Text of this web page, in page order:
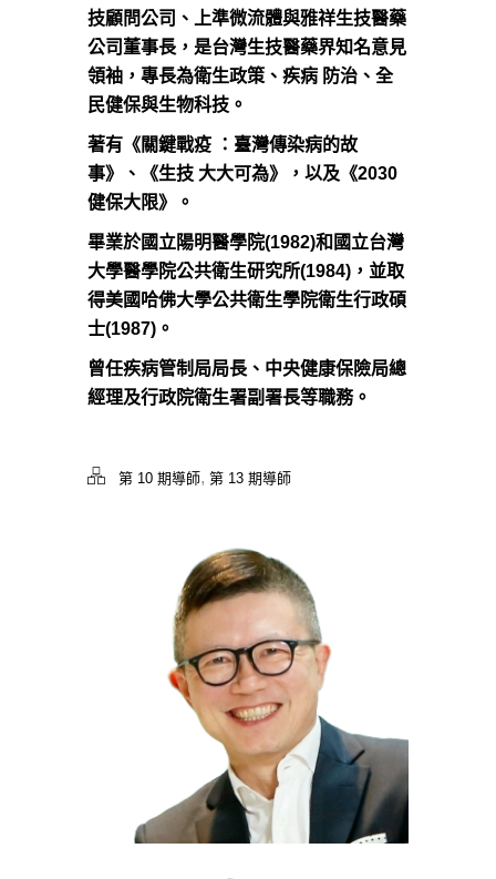
技顧問公司、上準微流體與雅祥生技醫藥
公司董事長，是台灣生技醫藥界知名意見
領袖，專長為衛生政策、疾病 防治、全
民健保與生物科技。
著有《關鍵戰疫 ：臺灣傳染病的故
事》、《生技 大大可為》，以及《2030
健保大限》。
畢業於國立陽明醫學院(1982)和國立台灣
大學醫學院公共衛生研究所(1984)，並取
得美國哈佛大學公共衛生學院衛生行政碩
士(1987)。
曾任疾病管制局局長、中央健康保險局總
經理及行政院衛生署副署長等職務。
第 10 期導師, 第 13 期導師